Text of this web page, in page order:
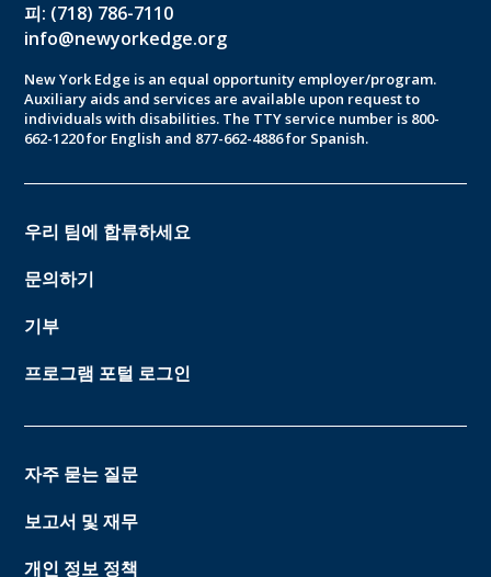
피: (718) 786-7110
info@newyorkedge.org
New York Edge is an equal opportunity employer/program.
Auxiliary aids and services are available upon request to
individuals with disabilities. The TTY service number is 800-
662-1220 for English and 877-662-4886 for Spanish.
우리 팀에 합류하세요
문의하기
기부
프로그램 포털 로그인
자주 묻는 질문
보고서 및 재무
개인 정보 정책